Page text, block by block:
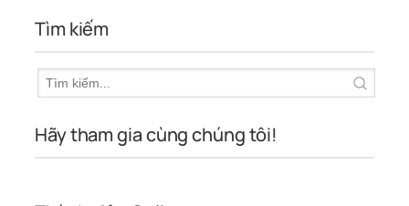
Tìm kiếm
Hãy tham gia cùng chúng tôi!